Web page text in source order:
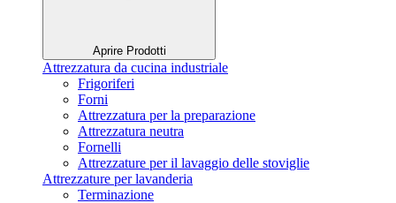
Aprire Prodotti
Attrezzatura da cucina industriale
Frigoriferi
Forni
Attrezzatura per la preparazione
Attrezzatura neutra
Fornelli
Attrezzature per il lavaggio delle stoviglie
Attrezzature per lavanderia
Terminazione